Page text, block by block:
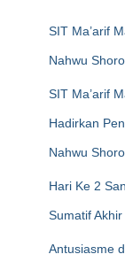
SIT Ma’arif
Nahwu
SIT Ma’arif
Hadirkan
Nahwu
Hari Ke 2
Sumatif
Antusiasme